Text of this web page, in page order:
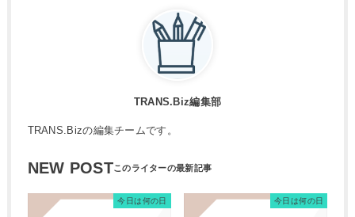
TRANS.Biz編集部
TRANS.Bizの編集チームです。
NEW POST
今日は何の日 今日は何の日